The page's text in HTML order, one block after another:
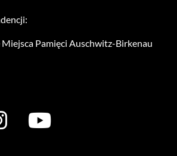
Pamięci Auschwitz-Birkenau